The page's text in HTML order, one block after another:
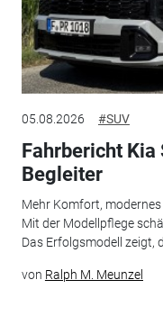
05.08.2026 #SUV
Fahrbericht
Begleiter
Mehr Komfort,
Mit der Modellpflege
Das Erfolgsmodell zeigt,
von Ralph M. Meunzel